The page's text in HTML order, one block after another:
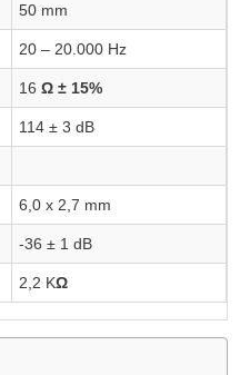
50 mm
20 – 20.000 Hz
16 Ω ± 15%
114 ± 3 dB
6,0 x 2,7 mm
-36 ± 1 dB
2,2 KΩ